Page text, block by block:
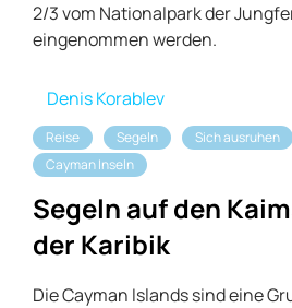
2/3 vom Nationalpark der
eingenommen werden.
Denis Korablev
Reise Segeln Sich ausruhen
Cayman Inseln
Segeln auf den
der Karibik
Die Cayman Islands sind eine